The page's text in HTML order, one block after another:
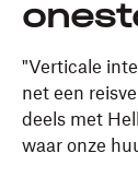
"Verticale
net een
deels met
waar onze